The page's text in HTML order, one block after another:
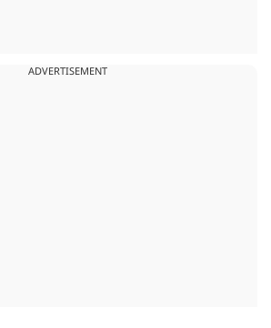
ADVERTISEMENT